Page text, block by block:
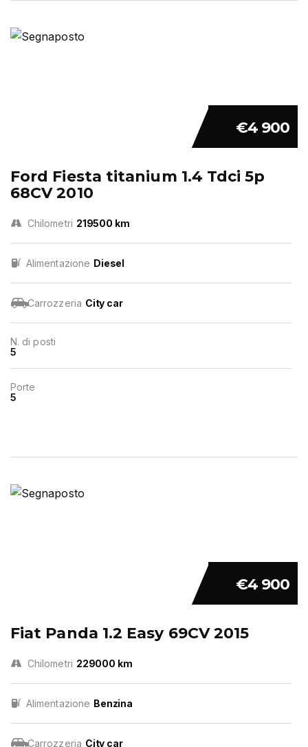
€4 900
Ford Fiesta titanium 1.4 Tdci 5p
68CV 2010
Chilometri 219500 km
Alimentazione Diesel
Carrozzeria City car
N. di posti
5
Porte
5
€4 900
Fiat Panda 1.2 Easy 69CV 2015
Chilometri 229000 km
Alimentazione Benzina
Carrozzeria City car